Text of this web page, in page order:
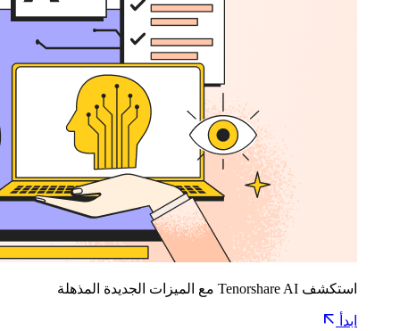
استكشف Tenorshare AI مع الميزات الجديدة المذهلة
ابدأ